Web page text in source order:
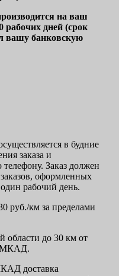
на ваш
рабочих дней (срок
вашу банковскую
в будние
заказа и
Заказ должен
оформленных
один рабочий день.
руб./км за пределами
области до 30 км от
МКАД.
доставка